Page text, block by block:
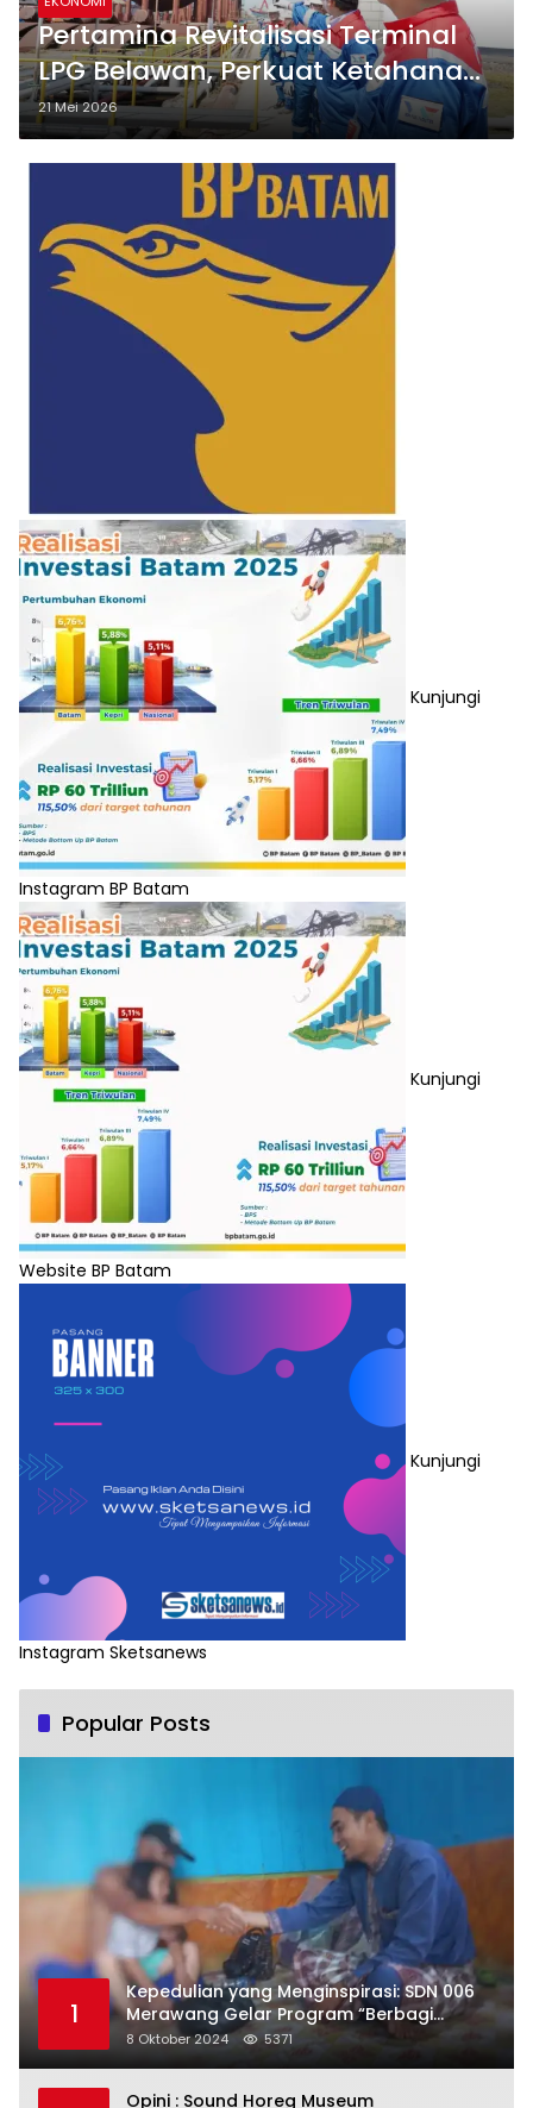
Pertamina Revitalisasi Terminal
LPG Belawan, Perkuat Ketahanan
Energi Sumut
21 Mei 2026
Kunjungi
Instagram BP Batam
Kunjungi
Website BP Batam
Kunjungi
Instagram Sketsanews
Popular Posts
1
Kepedulian yang Menginspirasi: SDN 006
Merawang Gelar Program “Berbagi
Segenggam Beras”
8 Oktober 2024 5371
Opini : Sound Horeg Museum